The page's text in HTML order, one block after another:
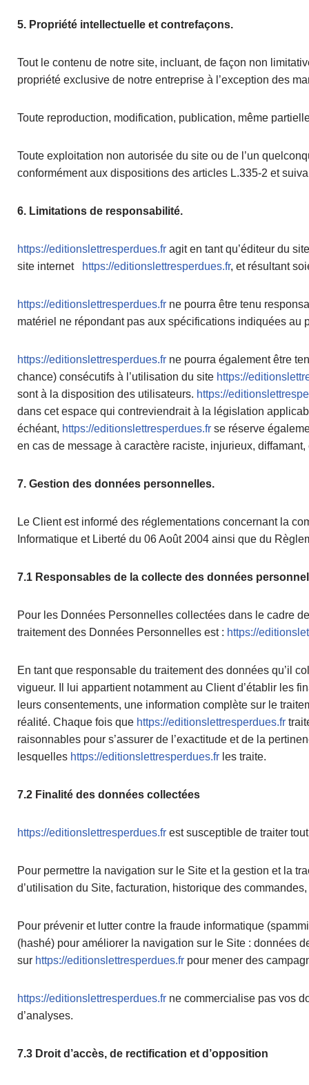
5. Propriété intellectuelle et contrefaçons.
Tout le contenu de notre site, incluant, de façon non
propriété exclusive de notre entreprise à l’exception des
Toute reproduction, modification, publication, même
Toute exploitation non autorisée du site ou de l’un
conformément aux dispositions des articles L.335-2 et
6. Limitations de responsabilité.
https://editionslettresperdues.fr agit en tant qu’éditeur du
site internet
https://editionslettresperdues.fr, et résultant
https://editionslettresperdues.fr ne pourra être tenu
matériel ne répondant pas aux spécifications indiquées au
https://editionslettresperdues.fr ne pourra également être
chance) consécutifs à l’utilisation du site https://
sont à la disposition des utilisateurs. https://
dans cet espace qui contreviendrait à la législation
échéant, https://editionslettresperdues.fr se réserve
en cas de message à caractère raciste, injurieux,
7. Gestion des données personnelles.
Le Client est informé des réglementations concernant la
Informatique et Liberté du 06 Août 2004 ainsi que du
7.1 Responsables de la collecte des données
Pour les Données Personnelles collectées dans le cadre
traitement des Données Personnelles est : https://
En tant que responsable du traitement des données qu’il
vigueur. Il lui appartient notamment au Client d’établir les
leurs consentements, une information complète sur le
réalité. Chaque fois que https://editionslettresperdues.fr
raisonnables pour s’assurer de l’exactitude et de la
lesquelles https://editionslettresperdues.fr les traite.
7.2 Finalité des données collectées
https://editionslettresperdues.fr est susceptible de traiter
Pour permettre la navigation sur le Site et la gestion et la
d’utilisation du Site, facturation, historique des commandes,
Pour prévenir et lutter contre la fraude informatique
(hashé) pour améliorer la navigation sur le Site : données
sur https://editionslettresperdues.fr pour mener des
https://editionslettresperdues.fr ne commercialise pas vos
d’analyses.
7.3 Droit d’accès, de rectification et d’opposition